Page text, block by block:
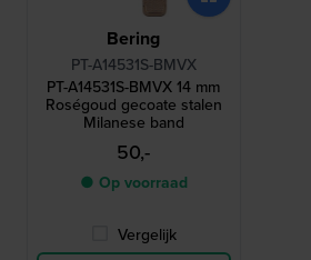
Bering
PT-A14531S-BMVX
PT-A14531S-BMVX 14 mm
Roségoud gecoate stalen
Milanese band
50,-
● Op voorraad
Vergelijk